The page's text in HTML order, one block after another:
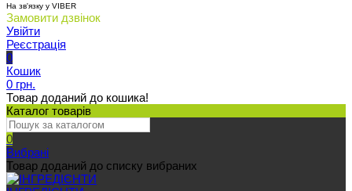
На зв'язку у VIBER
Замовити дзвінок
Увійти
Реєстрація
0
Кошик
0 грн.
Товар доданий до кошика!
Каталог товарів
0
Вибрані
Товар доданий до списку вибраних